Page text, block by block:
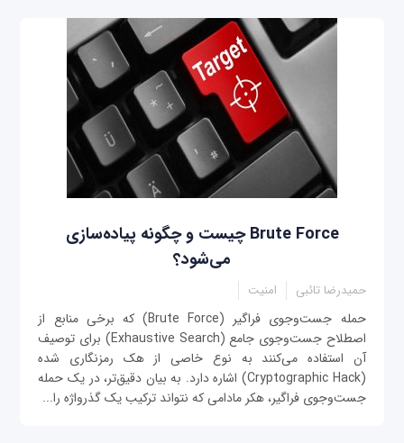
Brute Force چیست و چگونه پیاده‌سازی
می‌شود؟
حمیدرضا تائبی امنیت
حمله جست‌وجوی فراگیر (Brute Force) که برخی منابع از
اصطلاح جست‌وجوی جامع (Exhaustive Search) برای توصیف
آن استفاده می‌کنند به نوع خاصی از هک رمزنگاری شده
(Cryptographic Hack) اشاره دارد. به بیان دقیق‌تر، در یک حمله
جست‌وجوی فراگیر، هکر مادامی که نتواند ترکیب یک گذرواژه را...